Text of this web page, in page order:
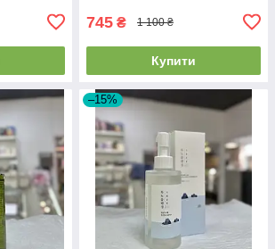
745 ₴ 1 100 ₴
Купити
–15%